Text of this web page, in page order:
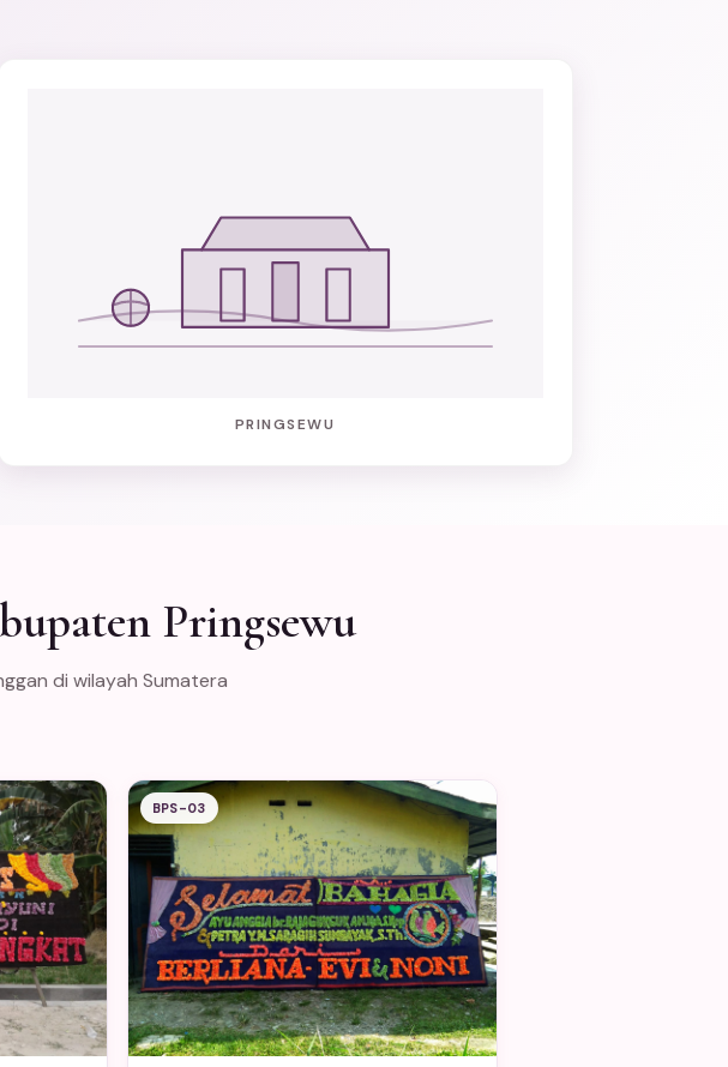
PRINGSEWU
Pringsewu
di wilayah Sumatera
BPS-03